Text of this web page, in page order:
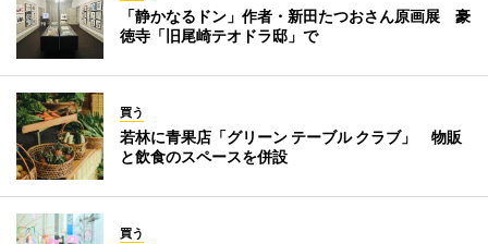
「静かなるドン」作者・新田たつおさん原画展 豪
徳寺「旧尾崎テオドラ邸」で
買う
若林に青果店「グリーン テーブル クラブ」 物販
と飲食のスペースを併設
買う